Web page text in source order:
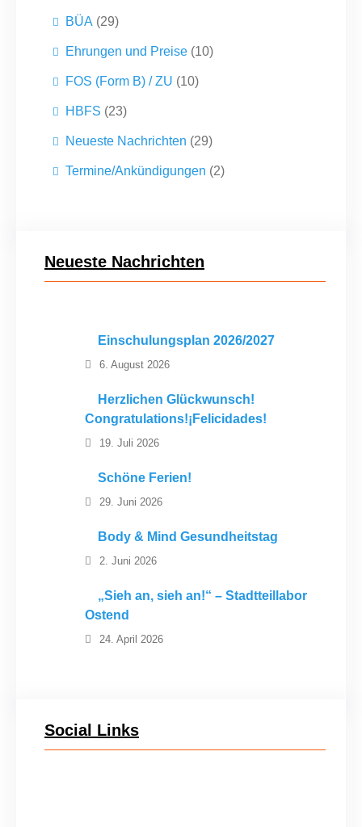
BÜA (29)
Ehrungen und Preise (10)
FOS (Form B) / ZU (10)
HBFS (23)
Neueste Nachrichten (29)
Termine/Ankündigungen (2)
Neueste Nachrichten
Einschulungsplan 2026/2027
6. August 2026
Herzlichen Glückwunsch!
Congratulations!¡Felicidades!
19. Juli 2026
Schöne Ferien!
29. Juni 2026
Body & Mind Gesundheitstag
2. Juni 2026
„Sieh an, sieh an!“ – Stadtteillabor
Ostend
24. April 2026
Social Links